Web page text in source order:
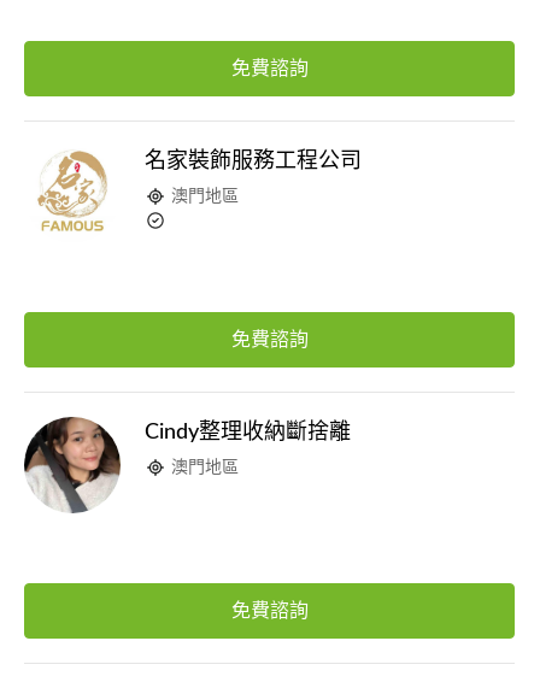
免費諮詢
名家裝飾服務工程公司
澳門地區
免費諮詢
Cindy整理收納斷捨離
澳門地區
免費諮詢